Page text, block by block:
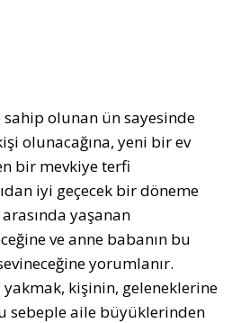
sahip olunan ün sayesinde
olunacağına, yeni bir ev
bir mevkiye terfi
iyi geçecek bir döneme
yaşanan
ve anne babanın bu
yorumlanır.
kişinin, geleneklerine
sebeple aile büyüklerinden